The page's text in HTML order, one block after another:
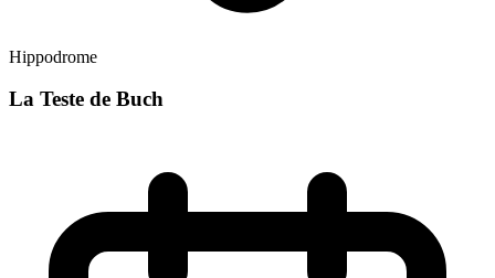
Hippodrome
La Teste de Buch